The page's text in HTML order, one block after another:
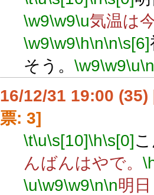
\w9\w9\u気温は
\w9\w9\h\n\n\s[6]
そう。 \w9\w9\u\n
16/12/31 19:00 (35)
票: 3]
\t\u\s[10]\h\s[0]
んばんはやで。
\u\w9\w9\n\n明